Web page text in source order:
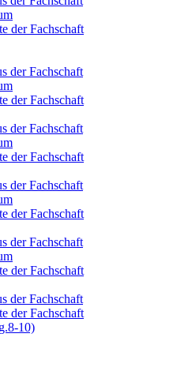
der Fachschaft
der Fachschaft
der Fachschaft
der Fachschaft
der Fachschaft
der Fachschaft
der Fachschaft
der Fachschaft
der Fachschaft
der Fachschaft
der Fachschaft
10)